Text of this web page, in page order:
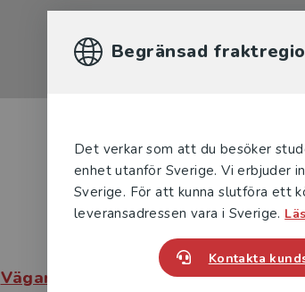
Begränsad
Det verkar som att du besöker
enhet utanför Sverige. Vi erbjuder
Sverige. För att kunna slutföra ett
leveransadressen vara i Sverige.
Kontakta
Vägar till militär etik